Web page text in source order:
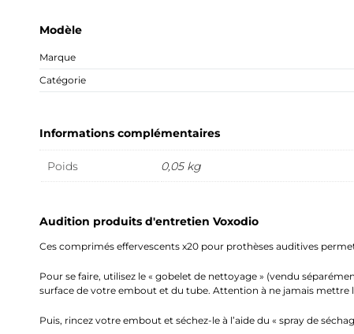
Modèle
Marque
Catégorie
Informations complémentaires
Poids 0,05 kg
Audition produits d'entretien Voxodio
Ces comprimés effervescents x20 pour prothèses auditives
Pour se faire, utilisez le « gobelet de nettoyage » (vendu
surface de votre embout et du tube. Attention à ne jamais mettre
Puis, rincez votre embout et séchez-le à l’aide du « spray de